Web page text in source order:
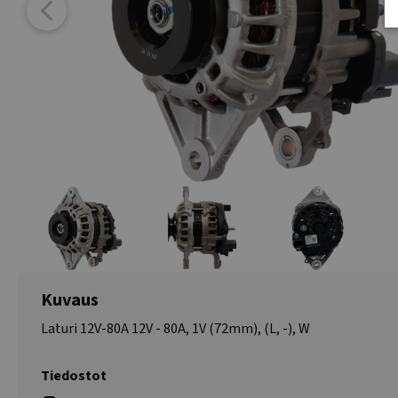
Kuvaus
Laturi 12V-80A 12V - 80A, 1V (72mm), (L, -), W
Tiedostot